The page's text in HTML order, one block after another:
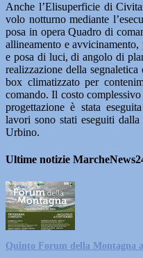
Anche l’Elisuperficie di
volo notturno mediante
posa in opera Quadro di
allineamento e
e posa di luci, di angolo di
realizzazione della
box climatizzato per
comando. Il costo
progettazione è stata
lavori sono stati eseguiti
Urbino.
Ultime notizie
Quinto Forum della Montagna